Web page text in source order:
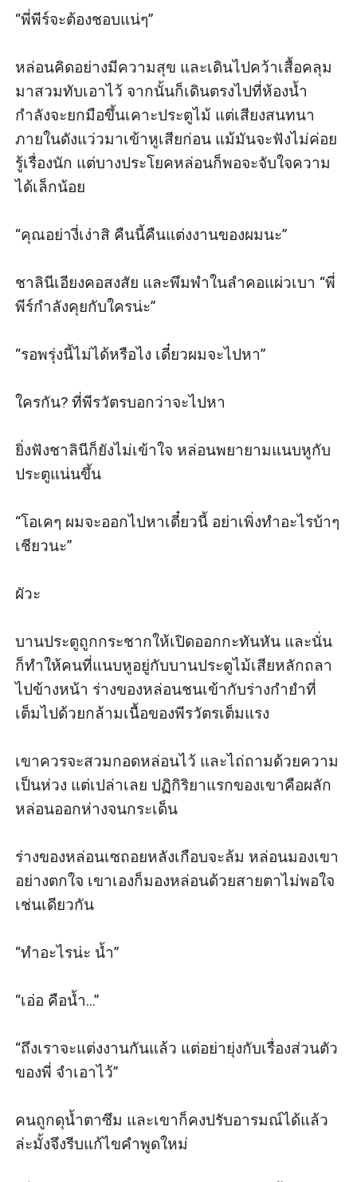
“พี่พีร์จะต้องชอบแน่ๆ”
หล่อนคิดอย่างมีความสุข และเดินไปคว้าเสื้อคลุม
มาสวมทับเอาไว้ จากนั้นก็เดินตรงไปที่ห้องน้ำ
กำลังจะยกมือขึ้นเคาะประตูไม้ แต่เสียงสนทนา
ภายในดังแว่วมาเข้าหูเสียก่อน แม้มันจะฟังไม่ค่อย
รู้เรื่องนัก แต่บางประโยคหล่อนก็พอจะจับใจความ
ได้เล็กน้อย
“คุณอย่างี่เง่าสิ คืนนี้คืนแต่งงานของผมนะ”
ชาลินีเอียงคอสงสัย และพึมพำในลำคอแผ่วเบา “พี่
พีร์กำลังคุยกับใครน่ะ”
“รอพรุ่งนี้ไม่ได้หรือไง เดี๋ยวผมจะไปหา”
ใครกัน? ที่พีรวัตรบอกว่าจะไปหา
ยิ่งฟังชาลินีก็ยังไม่เข้าใจ หล่อนพยายามแนบหูกับ
ประตูแน่นขึ้น
“โอเคๆ ผมจะออกไปหาเดี๋ยวนี้ อย่าเพิ่งทำอะไรบ้าๆ
เชียวนะ”
ผัวะ
บานประตูถูกกระชากให้เปิดออกกะทันหัน และนั่น
ก็ทำให้คนที่แนบหูอยู่กับบานประตูไม้เสียหลักถลา
ไปข้างหน้า ร่างของหล่อนชนเข้ากับร่างกำยำที่
เต็มไปด้วยกล้ามเนื้อของพีรวัตรเต็มแรง
เขาควรจะสวมกอดหล่อนไว้ และไถ่ถามด้วยความ
เป็นห่วง แต่เปล่าเลย ปฏิกิริยาแรกของเขาคือผลัก
หล่อนออกห่างจนกระเด็น
ร่างของหล่อนเซถอยหลังเกือบจะล้ม หล่อนมองเขา
อย่างตกใจ เขาเองก็มองหล่อนด้วยสายตาไม่พอใจ
เช่นเดียวกัน
“ทำอะไรน่ะ น้ำ”
“เอ่อ คือน้ำ...”
“ถึงเราจะแต่งงานกันแล้ว แต่อย่ายุ่งกับเรื่องส่วนตัว
ของพี่ จำเอาไว้”
คนถูกดุน้ำตาซึม และเขาก็คงปรับอารมณ์ได้แล้ว
ล่ะมั้งจึงรีบแก้ไขคำพูดใหม่